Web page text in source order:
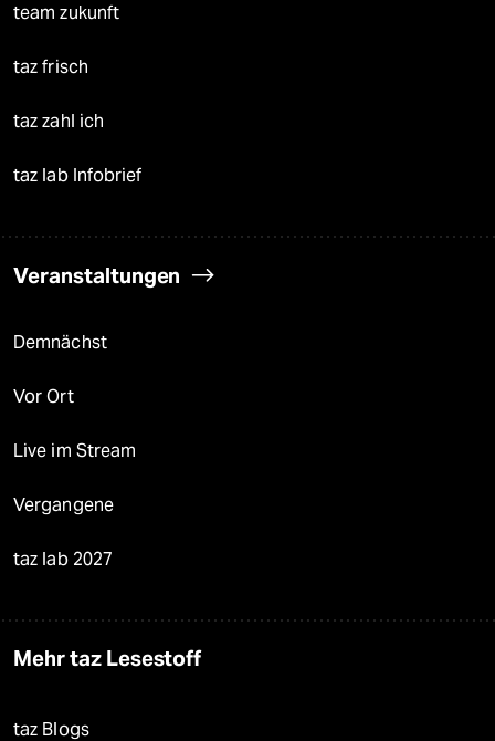
team zukunft
taz frisch
taz zahl ich
taz lab Infobrief
Veranstaltungen
Demnächst
Vor Ort
Live im Stream
Vergangene
taz lab 2027
Mehr taz Lesestoff
taz Blogs